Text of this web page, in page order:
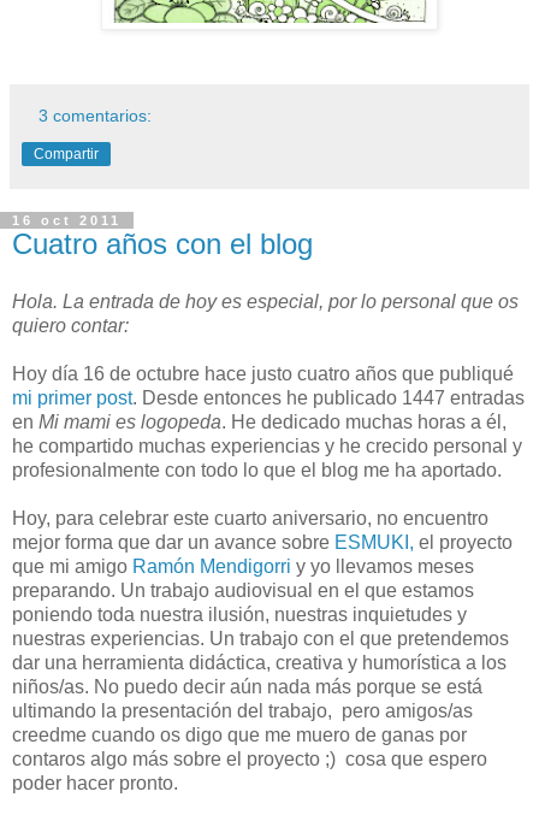
3 comentarios:
Compartir
16 oct 2011
Cuatro años con el blog
Hola. La entrada de hoy es especial, por lo personal que os
quiero contar:
Hoy día 16 de octubre hace justo cuatro años que publiqué
mi primer post. Desde entonces he publicado 1447 entradas
en Mi mami es logopeda. He dedicado muchas horas a él,
he compartido muchas experiencias y he crecido personal y
profesionalmente con todo lo que el blog me ha aportado.
Hoy, para celebrar este cuarto aniversario, no encuentro
mejor forma que dar un avance sobre ESMUKI, el proyecto
que mi amigo Ramón Mendigorri y yo llevamos meses
preparando. Un trabajo audiovisual en el que estamos
poniendo toda nuestra ilusión, nuestras inquietudes y
nuestras experiencias. Un trabajo con el que pretendemos
dar una herramienta didáctica, creativa y humorística a los
niños/as. No puedo decir aún nada más porque se está
ultimando la presentación del trabajo, pero amigos/as
creedme cuando os digo que me muero de ganas por
contaros algo más sobre el proyecto ;) cosa que espero
poder hacer pronto.